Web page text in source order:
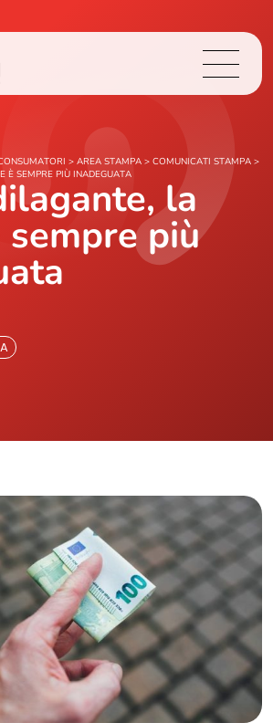
> AREA STAMPA > COMUNICATI STAMPA >
È SEMPRE PIÙ INADEGUATA
la
più